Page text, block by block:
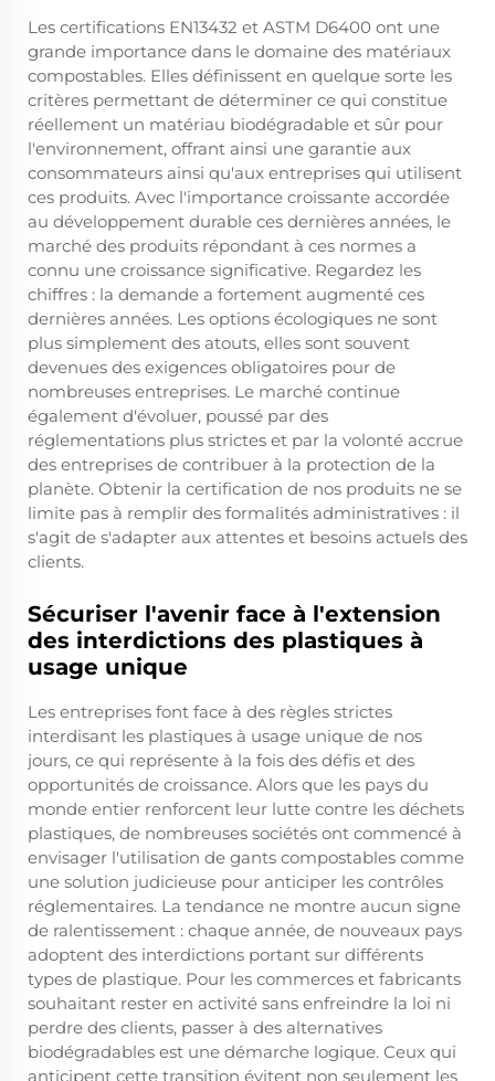
Les certifications EN13432 et ASTM D6400 ont une
grande importance dans le domaine des matériaux
compostables. Elles définissent en quelque sorte les
critères permettant de déterminer ce qui constitue
réellement un matériau biodégradable et sûr pour
l'environnement, offrant ainsi une garantie aux
consommateurs ainsi qu'aux entreprises qui utilisent
ces produits. Avec l'importance croissante accordée
au développement durable ces dernières années, le
marché des produits répondant à ces normes a
connu une croissance significative. Regardez les
chiffres : la demande a fortement augmenté ces
dernières années. Les options écologiques ne sont
plus simplement des atouts, elles sont souvent
devenues des exigences obligatoires pour de
nombreuses entreprises. Le marché continue
également d'évoluer, poussé par des
réglementations plus strictes et par la volonté accrue
des entreprises de contribuer à la protection de la
planète. Obtenir la certification de nos produits ne se
limite pas à remplir des formalités administratives : il
s'agit de s'adapter aux attentes et besoins actuels des
clients.
Sécuriser l'avenir face à l'extension
des interdictions des plastiques à
usage unique
Les entreprises font face à des règles strictes
interdisant les plastiques à usage unique de nos
jours, ce qui représente à la fois des défis et des
opportunités de croissance. Alors que les pays du
monde entier renforcent leur lutte contre les déchets
plastiques, de nombreuses sociétés ont commencé à
envisager l'utilisation de gants compostables comme
une solution judicieuse pour anticiper les contrôles
réglementaires. La tendance ne montre aucun signe
de ralentissement : chaque année, de nouveaux pays
adoptent des interdictions portant sur différents
types de plastique. Pour les commerces et fabricants
souhaitant rester en activité sans enfreindre la loi ni
perdre des clients, passer à des alternatives
biodégradables est une démarche logique. Ceux qui
anticipent cette transition évitent non seulement les